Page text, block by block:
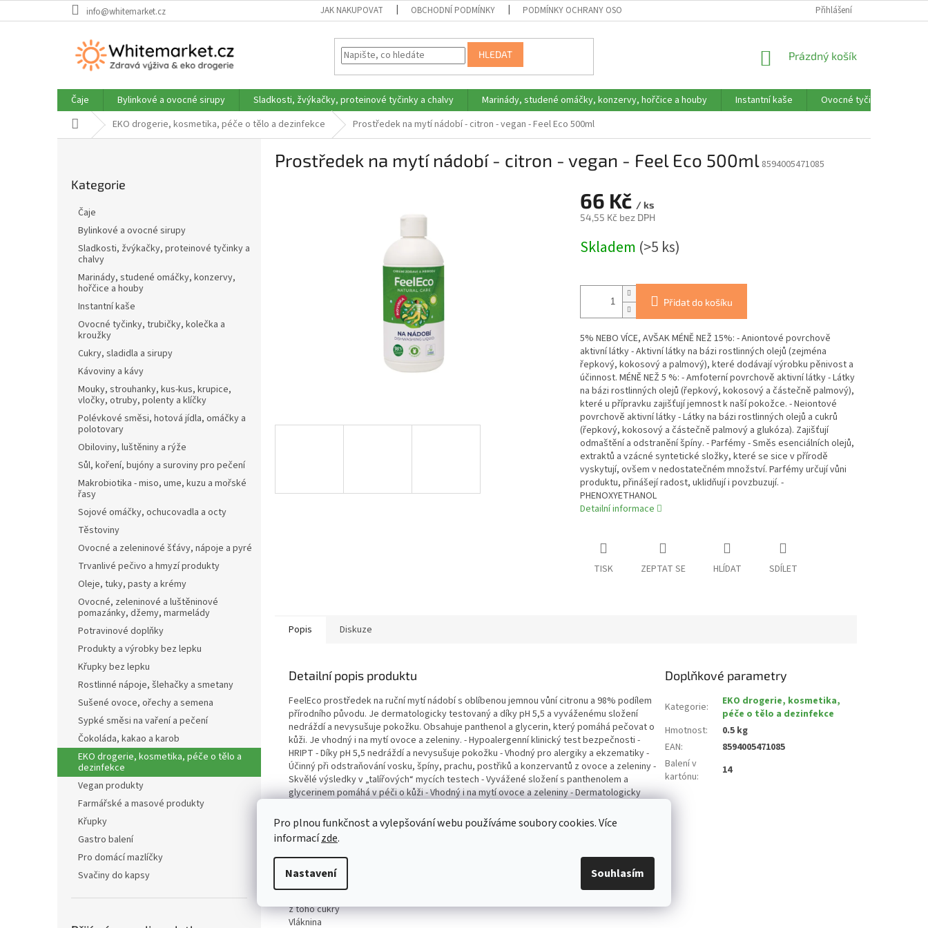
Pro plnou funkčnost a vylepšování webu používáme soubory cookies. Více
informacízde.
Nastavení Souhlasím
na
info@whitemarket.cz JAK NAKUPOVAT OBCHODNÍ PODMÍNKY PODMÍNKY OCHRANY OSOBNÍCH ÚDAJŮ Přihlášení
HLEDAT
NÁKUPNÍ
Prázdný košík
Čaje Bylinkové a ovocné sirupy Sladkosti, žvýkačky, proteinové tyčinky a chalvy Marinády, studené omáčky, konzervy, hořčice a houby Instantní kaše
Ovocné tyčinky,
Domů EKO drogerie, kosmetika, péče o tělo a dezinfekce Prostředek na mytí nádobí - citron - vegan - Feel Eco 500ml
kategorie
Kategorie
Čaje
Bylinkové a ovocné sirupy
Sladkosti, žvýkačky, proteinové tyčinky a
chalvy
Marinády, studené omáčky, konzervy,
hořčice a houby
Instantní kaše
Ovocné tyčinky, trubičky, kolečka a
kroužky
Cukry, sladidla a sirupy
Kávoviny a kávy
Mouky, strouhanky, kus-kus, krupice,
vločky, otruby, polenty a klíčky
Polévkové směsi, hotová jídla, omáčky a
polotovary
Obiloviny, luštěniny a rýže
Sůl, koření, bujóny a suroviny pro pečení
Makrobiotika - miso, ume, kuzu a mořské
řasy
Sojové omáčky, ochucovadla a octy
Těstoviny
Ovocné a zeleninové šťávy, nápoje a pyré
Trvanlivé pečivo a hmyzí produkty
Oleje, tuky, pasty a krémy
Ovocné, zeleninové a luštěninové
pomazánky, džemy, marmelády
Potravinové doplňky
Produkty a výrobky bez lepku
Křupky bez lepku
Rostlinné nápoje, šlehačky a smetany
Sušené ovoce, ořechy a semena
Sypké směsi na vaření a pečení
Čokoláda, kakao a karob
EKO drogerie, kosmetika, péče o tělo a
dezinfekce
Vegan produkty
Farmářské a masové produkty
Křupky
Gastro balení
Pro domácí mazlíčky
Svačiny do kapsy
Prostředek na mytí nádobí - citron - vegan - Feel Eco 500ml 8594005471085
66 Kč / ks
54,55 Kč bez DPH
cena:
Skladem (>5 ks)
Přidat do košíku
5% NEBO VÍCE, AVŠAK MÉNĚ NEŽ 15%: - Aniontové povrchově
aktivní látky - Aktivní látky na bázi rostlinných olejů (zejména
řepkový, kokosový a palmový), které dodávají výrobku pěnivost a
účinnost. MÉNĚ NEŽ 5 %: - Amfoterní povrchově aktivní látky - Látky
na bázi rostlinných olejů (řepkový, kokosový a částečně palmový),
které u přípravku zajišťují jemnost k naší pokožce. - Neiontové
povrchově aktivní látky - Látky na bázi rostlinných olejů a cukrů
(řepkový, kokosový a částečně palmový a glukóza). Zajišťují
odmaštění a odstranění špíny. - Parfémy - Směs esenciálních olejů,
extraktů a vzácné syntetické složky, které se sice v přírodě
vyskytují, ovšem v nedostatečném množství. Parfémy určují vůni
produktu, přinášejí radost, uklidňují i povzbuzují. -
PHENOXYETHANOL
Detailní informace
TISK ZEPTAT SE HLÍDAT SDÍLET
Popis Diskuze
Detailní popis produktu
FeelEco prostředek na ruční mytí nádobí s oblíbenou jemnou vůní citronu a 98% podílem
přírodního původu. Je dermatologicky testovaný a díky pH 5,5 a vyváženému složení
nedráždí a nevysušuje pokožku. Obsahuje panthenol a glycerin, který pomáhá pečovat o
kůži. Je vhodný i na mytí ovoce a zeleniny. - Hypoalergenní klinický test bezpečnosti -
HRIPT - Díky pH 5,5 nedráždí a nevysušuje pokožku - Vhodný pro alergiky a ekzematiky -
Účinný při odstraňování vosku, špíny, prachu, postřiků a konzervantů z ovoce a zeleniny -
Skvělé výsledky v „talířových“ mycích testech - Vyvážené složení s panthenolem a
glycerinem pomáhá v péči o kůži - Vhodný i na mytí ovoce a zeleniny - Dermatologicky
Nutriční hodnoty
Energetická hodnota
Tuky
z toho cukry
Vláknina
Doplňkové parametry
Kategorie:
EKO drogerie, kosmetika,
péče o tělo a dezinfekce
Hmotnost:
0.5 kg
EAN:
8594005471085
Balení v
kartónu: 14